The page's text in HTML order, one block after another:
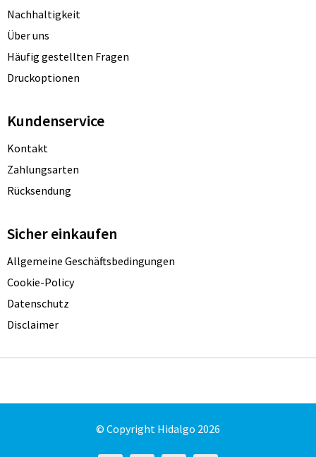
Nachhaltigkeit
Über uns
Häufig gestellten Fragen
Druckoptionen
Kundenservice
Kontakt
Zahlungsarten
Rücksendung
Sicher einkaufen
Allgemeine Geschäftsbedingungen
Cookie-Policy
Datenschutz
Disclaimer
© Copyright Hidalgo 2026